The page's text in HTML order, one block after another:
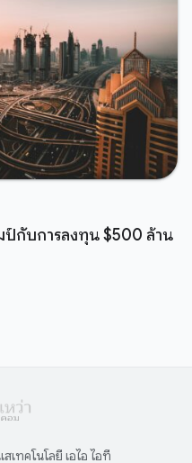
ป์กับการลงทุน $500 ล้าน
เทคโนโลยี เอไอ ไอที